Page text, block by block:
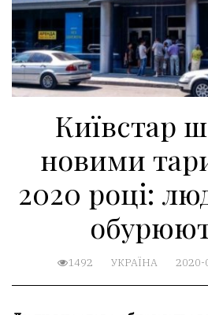
Київстар
новими
2020 році:
1492 УКРАЇНА 2020-